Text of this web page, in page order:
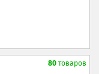
80 товаров